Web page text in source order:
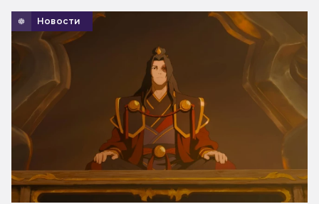
Новости